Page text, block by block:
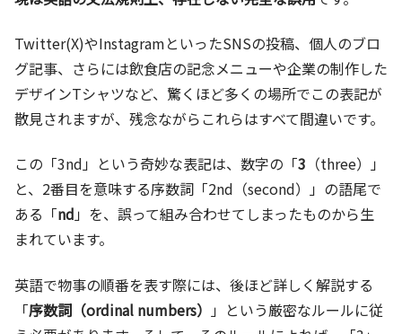
Twitter(X)やInstagramといったSNSの投稿、個人のブロ
グ記事、さらには飲食店の記念メニューや企業の制作した
デザインTシャツなど、驚くほど多くの場所でこの表記が
散見されますが、残念ながらこれらはすべて間違いです。
この「3nd」という奇妙な表記は、数字の「3 （three）」
と、2番目を意味する序数詞「2nd（second）」の語尾で
ある「nd」を、誤って組み合わせてしまったものから生
まれています。
英語で物事の順番を表す際には、後ほど詳しく解説する
「序数詞（ordinal numbers） 」という厳密なルールに従